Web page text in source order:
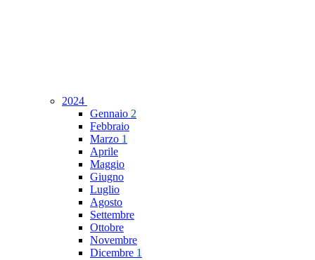
2024
Gennaio 2
Febbraio
Marzo 1
Aprile
Maggio
Giugno
Luglio
Agosto
Settembre
Ottobre
Novembre
Dicembre 1